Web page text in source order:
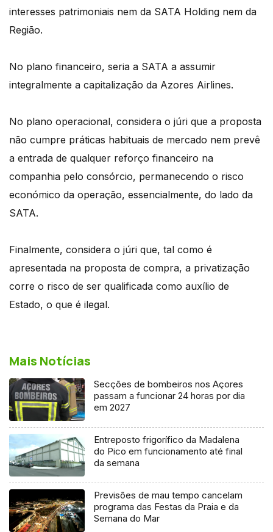
interesses patrimoniais nem da SATA Holding nem da
Região.
No plano financeiro, seria a SATA a assumir
integralmente a capitalização da Azores Airlines.
No plano operacional, considera o júri que a proposta
não cumpre práticas habituais de mercado nem prevê
a entrada de qualquer reforço financeiro na
companhia pelo consórcio, permanecendo o risco
económico da operação, essencialmente, do lado da
SATA.
Finalmente, considera o júri que, tal como é
apresentada na proposta de compra, a privatização
corre o risco de ser qualificada como auxílio de
Estado, o que é ilegal.
Mais Notícias
Secções de bombeiros nos Açores
passam a funcionar 24 horas por dia
em 2027
Entreposto frigorífico da Madalena
do Pico em funcionamento até final
da semana
Previsões de mau tempo cancelam
programa das Festas da Praia e da
Semana do Mar